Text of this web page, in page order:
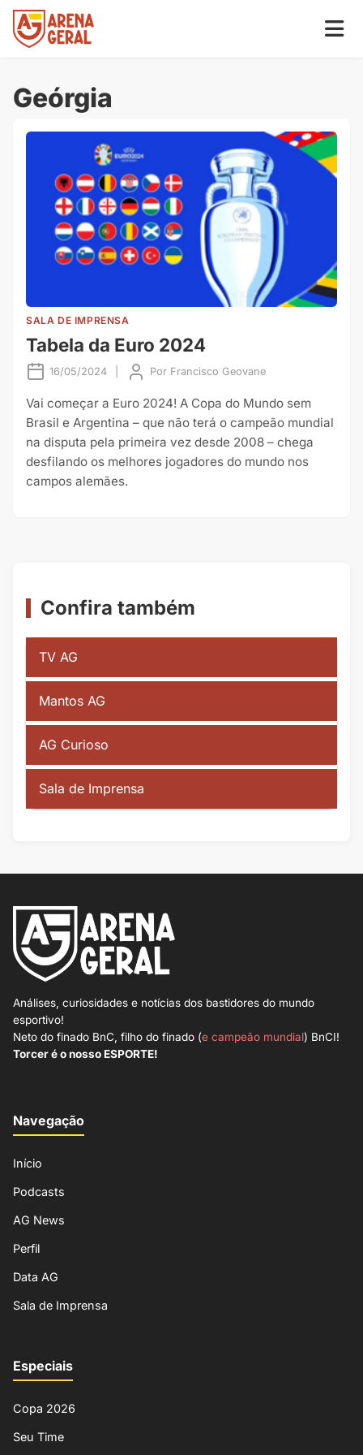
Geórgia
SALA DE IMPRENSA
Tabela da Euro 2024
16/05/2024 Por Francisco Geovane
Vai começar a Euro 2024! A Copa do Mundo sem
Brasil e Argentina – que não terá o campeão mundial
na disputa pela primeira vez desde 2008 – chega
desfilando os melhores jogadores do mundo nos
campos alemães.
Confira também
TV AG
Mantos AG
AG Curioso
Sala de Imprensa
Análises, curiosidades e notícias dos bastidores do mundo
esportivo!
Neto do finado BnC, filho do finado (e campeão mundial) BnCI!
Torcer é o nosso ESPORTE!
Navegação
Início
Podcasts
AG News
Perfil
Data AG
Sala de Imprensa
Especiais
Copa 2026
Seu Time